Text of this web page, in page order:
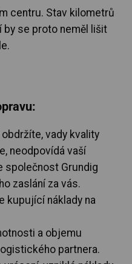
centru. Stav kilometrů
by se proto neměl lišit
vady kvality
neodpovídá vaší
společnost Grundig
zaslání za vás.
kupující náklady na
a objemu
partnera.